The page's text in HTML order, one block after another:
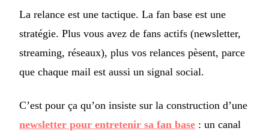
La relance est une tactique. La fan base est une
stratégie. Plus vous avez de fans actifs (newsletter,
streaming, réseaux), plus vos relances pèsent, parce
que chaque mail est aussi un signal social.
C’est pour ça qu’on insiste sur la construction d’une
newsletter pour entretenir sa fan base : un canal